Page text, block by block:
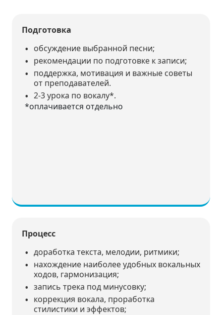
Подготовка
обсуждение выбранной песни;
рекомендации по подготовке к записи;
поддержка, мотивация и важные советы
от преподавателей.
2-3 урока по вокалу*.
*оплачивается отдельно
Процесс
доработка текста, мелодии, ритмики;
нахождение наиболее удобных вокальных
ходов, гармонизация;
запись трека под минусовку;
коррекция вокала, проработка
стилистики и эффектов;